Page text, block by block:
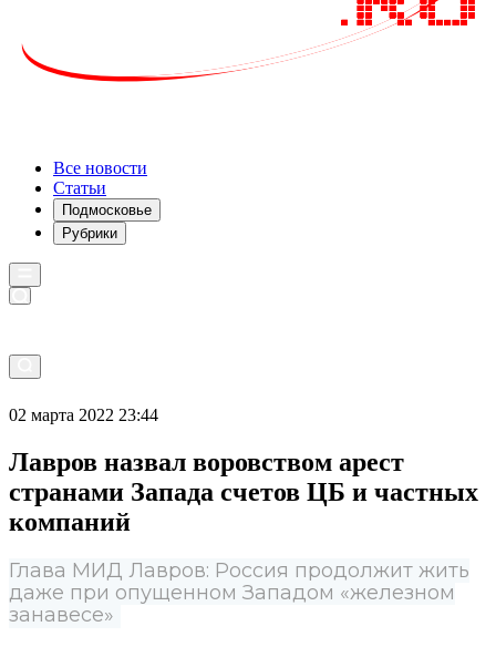
Все новости
Статьи
Подмосковье
Рубрики
02 марта 2022 23:44
Лавров назвал воровством арест
странами Запада счетов ЦБ и частных
компаний
Глава МИД Лавров: Россия продолжит жить
даже при опущенном Западом «железном
занавесе»